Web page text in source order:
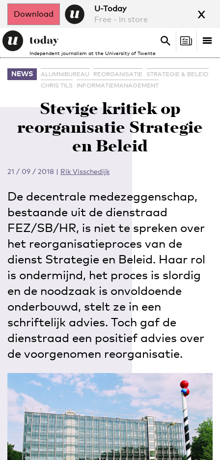
Download
U-Today
Free - in store
x
Independent journalism at the University of Twente
Search
Search
NEWS ALUMNIBUREAU REORGANISATIE
STRATEGIE & BELEID
CHRIS TILS
INFORMATIEMANAGEMENT
Stevige kritiek op
reorganisatie Strategie
en Beleid
21 / 09 / 2018 | Rik Visschedijk
De decentrale medezeggenschap,
bestaande uit de dienstraad
FEZ/SB/HR, is niet te spreken over
het reorganisatieproces van de
dienst Strategie en Beleid. Haar rol
is ondermijnd, het proces is slordig
en de noodzaak is onvoldoende
onderbouwd, stelt ze in een
schriftelijk advies. Toch gaf de
dienstraad een positief advies over
de voorgenomen reorganisatie.